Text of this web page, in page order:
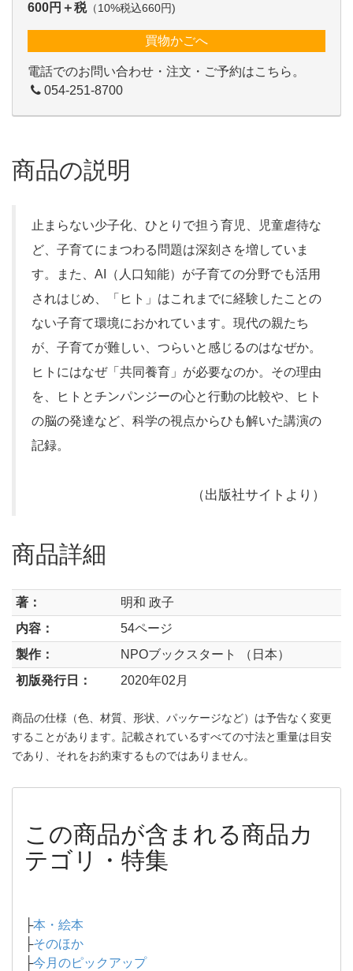
600円＋税（10%税込660円)
買物かごへ
電話でのお問い合わせ・注文・ご予約はこちら。
054-251-8700
商品の説明
止まらない少子化、ひとりで担う育児、児童虐待な
ど、子育てにまつわる問題は深刻さを増していま
す。また、AI（人口知能）が子育ての分野でも活用
されはじめ、「ヒト」はこれまでに経験したことの
ない子育て環境におかれています。現代の親たち
が、子育てが難しい、つらいと感じるのはなぜか。
ヒトにはなぜ「共同養育」が必要なのか。その理由
を、ヒトとチンパンジーの心と行動の比較や、ヒト
の脳の発達など、科学の視点からひも解いた講演の
記録。
（出版社サイトより）
商品詳細
著：
明和 政子
内容：
54ページ
製作：
NPOブックスタート （日本）
初版発行日：
2020年02月
商品の仕様（色、材質、形状、パッケージなど）は予告なく変更
することがあります。記載されているすべての寸法と重量は目安
であり、それをお約束するものではありません。
この商品が含まれる商品カ
テゴリ・特集
├本・絵本
├そのほか
├今月のピックアップ